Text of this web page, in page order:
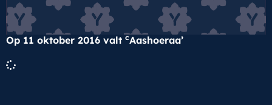
Op 11 oktober 2016 valt cAashoeraa’